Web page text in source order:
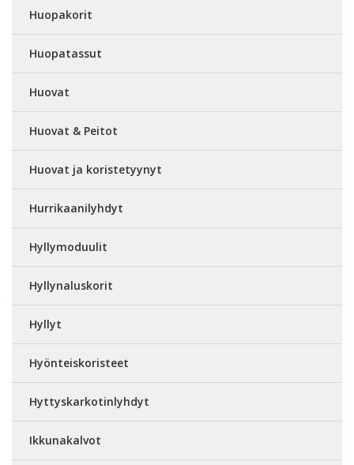
Huopakorit
Huopatassut
Huovat
Huovat & Peitot
Huovat ja koristetyynyt
Hurrikaanilyhdyt
Hyllymoduulit
Hyllynaluskorit
Hyllyt
Hyönteiskoristeet
Hyttyskarkotinlyhdyt
Ikkunakalvot